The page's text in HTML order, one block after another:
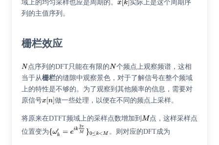
域上的均匀采样也应是周期的。
实际上是这个周期序
列的主值序列。
栅栏效应
点序列的DFT只能在有限的
个频点上观察频谱，这相
当于从栅栏的缝隙中观察景色，对于了解信号在整个频域
上的特性是不够的。为了观察到其他频率的信息，需要对
原信号
做一些处理，以便在不同的频点上采样。
将原来在DTFT频域上的采样点数增加到
点，这样采样点
位置变为
。则对应的DFT成为